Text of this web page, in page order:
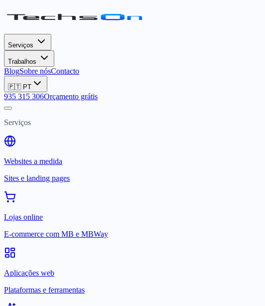
Serviços
Trabalhos
BlogSobre nósContacto
🇵🇹 PT
935 315 306Orçamento grátis
Serviços
Websites a medida
Sites e landing pages
Lojas online
E-commerce com MB e MBWay
Aplicações web
Plataformas e ferramentas